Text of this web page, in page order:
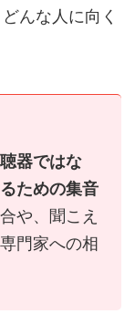
んな人に向く
器ではな
ための集音
や、聞こえ
門家への相